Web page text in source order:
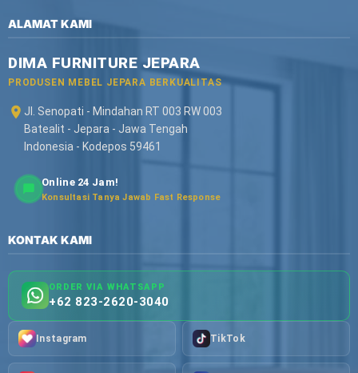
ALAMAT KAMI
DIMA FURNITURE JEPARA
PRODUSEN MEBEL JEPARA BERKUALITAS
Jl. Senopati - Mindahan RT 003 RW 003
Batealit - Jepara - Jawa Tengah
Indonesia - Kodepos 59461
Online 24 Jam!
Konsultasi Tanya Jawab Fast Response
KONTAK KAMI
ORDER VIA WHATSAPP
+62 823-2620-3040
Instagram TikTok